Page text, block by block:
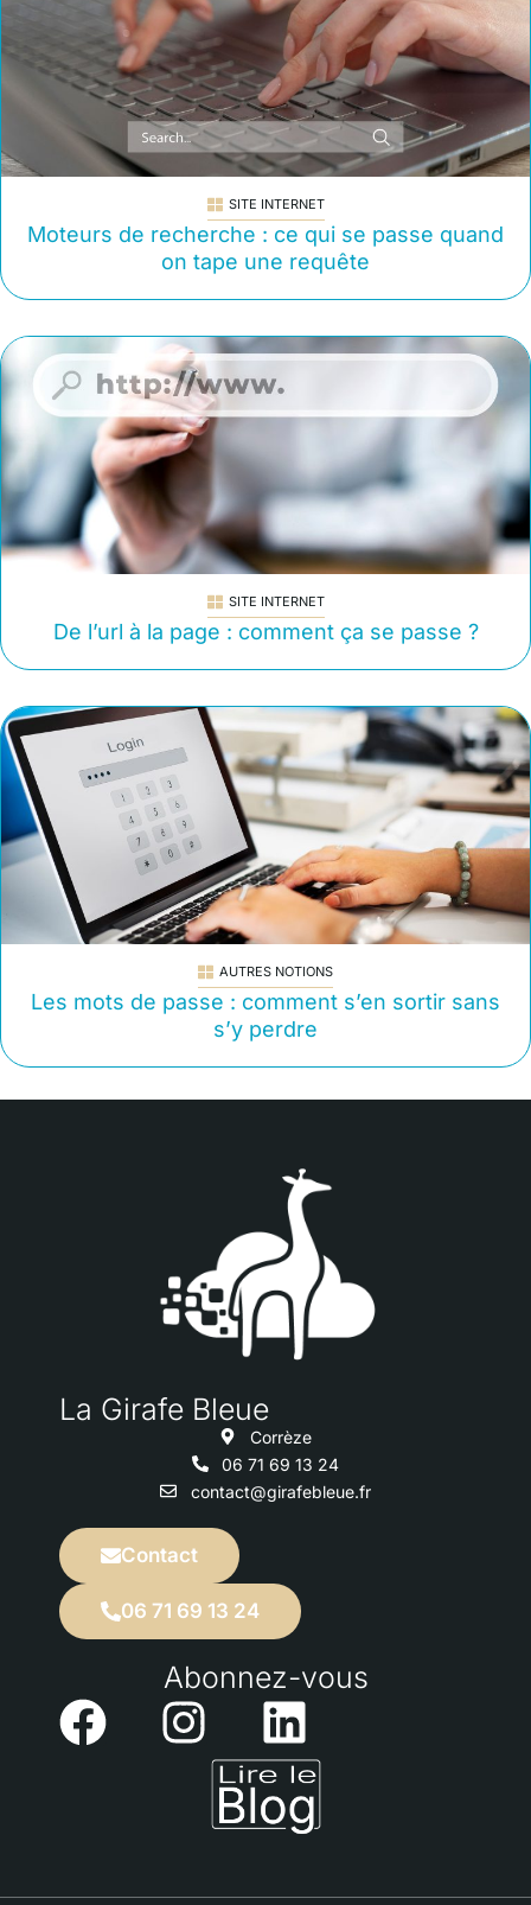
SITE INTERNET
Moteurs de recherche : ce qui se passe quand
on tape une requête
SITE INTERNET
De l’url à la page : comment ça se passe ?
AUTRES NOTIONS
Les mots de passe : comment s’en sortir sans
s’y perdre
La Girafe Bleue​
Corrèze
06 71 69 13 24
contact@girafebleue.fr
Contact
06 71 69 13 24
Abonnez-vous